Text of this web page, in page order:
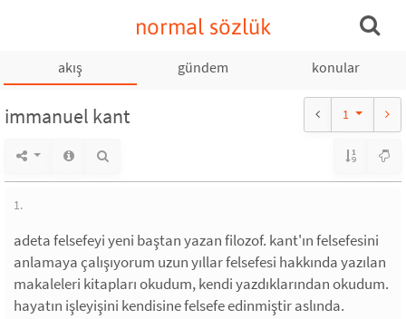
normal sözlük
akış gündem konular
immanuel kant 1
1.
adeta felsefeyi yeni baştan yazan filozof. kant'ın felsefesini
anlamaya çalışıyorum uzun yıllar felsefesi hakkında yazılan
makaleleri kitapları okudum, kendi yazdıklarından okudum.
hayatın işleyişini kendisine felsefe edinmiştir aslında.